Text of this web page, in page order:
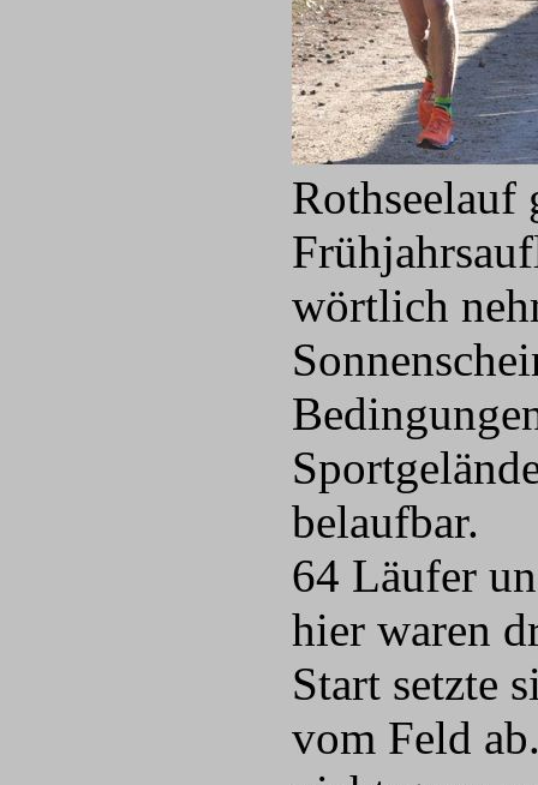
Rothseelauf
wörtlich
belaufbar.
64 Läufer
hier waren
Start setzte
vom Feld